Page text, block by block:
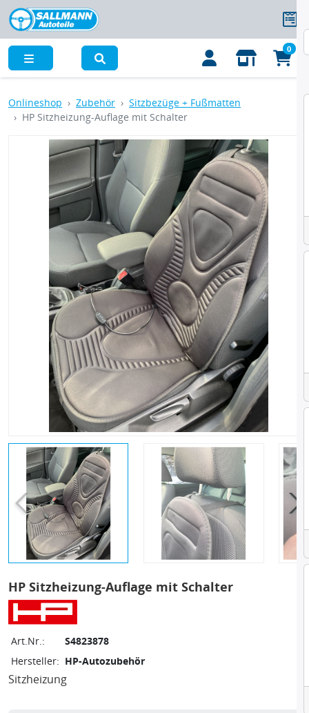
0
Onlineshop Zubehör
Sitzbezüge + Fußmatten
HP Sitzheizung-Auflage mit Schalter
HP Sitzheizung-Auflage mit Schalter
Art.Nr.:
S4823878
Hersteller: HP-Autozubehör
Sitzheizung